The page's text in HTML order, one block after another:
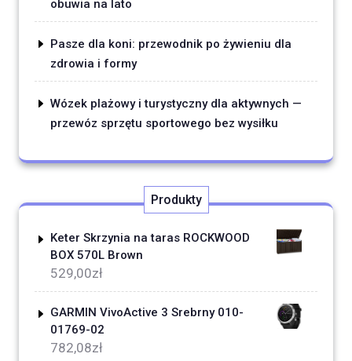
obuwia na lato
Pasze dla koni: przewodnik po żywieniu dla
zdrowia i formy
Wózek plażowy i turystyczny dla aktywnych —
przewóz sprzętu sportowego bez wysiłku
Produkty
Keter Skrzynia na taras ROCKWOOD
BOX 570L Brown
529,00zł
GARMIN VivoActive 3 Srebrny 010-
01769-02
782,08zł